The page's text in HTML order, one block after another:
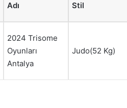
Adı
Stil
2024 Trisome
Oyunları
Antalya
Judo(52 Kg)